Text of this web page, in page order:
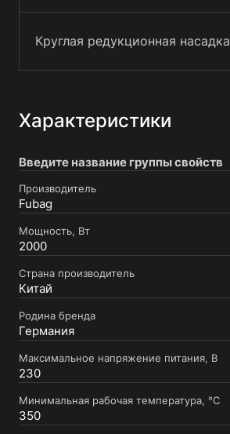
Круглая редукционная насадка
Характеристики
Введите название группы свойств
Производитель
Fubag
Мощность, Вт
2000
Страна производитель
Китай
Родина бренда
Германия
Максимальное напряжение питания, В
230
Минимальная рабочая температура, °C
350